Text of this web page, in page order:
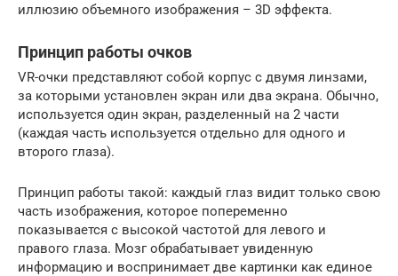
иллюзию объемного изображения – 3D эффекта.
Принцип работы очков
VR-очки представляют собой корпус с двумя линзами,
за которыми установлен экран или два экрана. Обычно,
используется один экран, разделенный на 2 части
(каждая часть используется отдельно для одного и
второго глаза).
Принцип работы такой: каждый глаз видит только свою
часть изображения, которое попеременно
показывается с высокой частотой для левого и
правого глаза. Мозг обрабатывает увиденную
информацию и воспринимает две картинки как единое